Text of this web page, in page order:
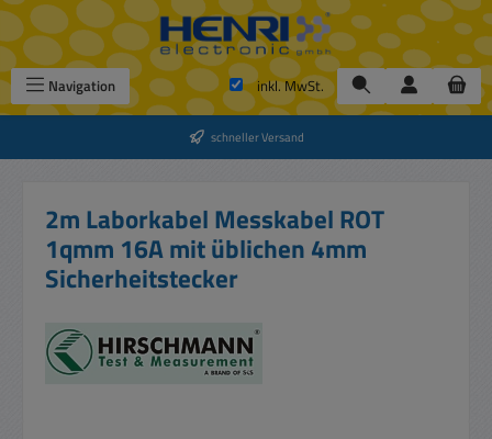
Zum Hauptinhalt springen
Navigation inkl. MwSt.
schneller Versand
2m Laborkabel Messkabel ROT
1qmm 16A mit üblichen 4mm
Sicherheitstecker